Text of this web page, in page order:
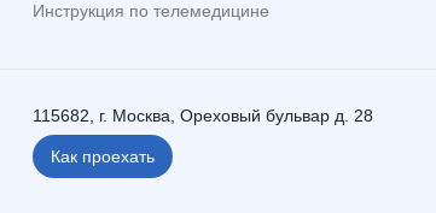
Инструкция по телемедицине
115682, г. Москва, Ореховый бульвар д. 28
Как проехать